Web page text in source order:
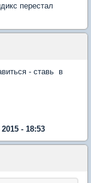
перестал
- ставь в
- 18:53